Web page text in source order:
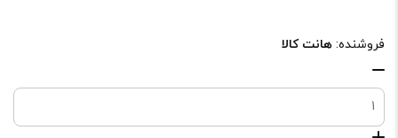
فروشنده: هانت کالا
نخ
ماهیگیری
پلیکان